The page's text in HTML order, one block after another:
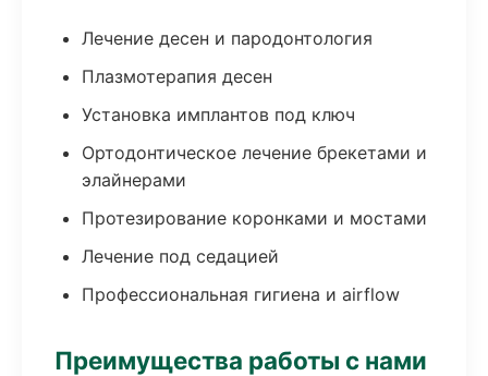
Лечение десен и пародонтология
Плазмотерапия десен
Установка имплантов под ключ
Ортодонтическое лечение брекетами и
элайнерами
Протезирование коронками и мостами
Лечение под седацией
Профессиональная гигиена и airflow
Преимущества работы с нами